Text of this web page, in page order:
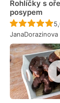
Rohlíčky s
posypem
JanaDorazinova